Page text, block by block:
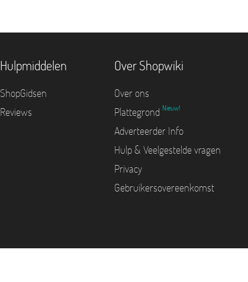
Hulpmiddelen
ShopGidsen
Reviews
Over Shopwiki
Over ons
Plattegrond Nieuw!
Adverteerder Info
Hulp & Veelgestelde vragen
Privacy
Gebruikersovereenkomst